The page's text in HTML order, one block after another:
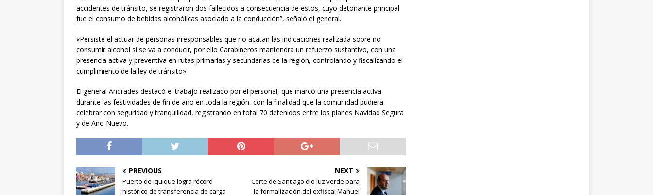
accidentes de tránsito, se registraron dos fallecidos a consecuencia de estos, cuyo detonante principal
fue el consumo de bebidas alcohólicas asociado a la conducción”, señaló el general.
«Persiste el actuar de personas irresponsables que no acatan las indicaciones realizada sobre no
consumir alcohol si se va a conducir, por ello Carabineros mantendrá un refuerzo sustantivo, con una
presencia activa y preventiva en rutas primarias y secundarias de la región, controlando y fiscalizando el
cumplimiento de la ley de tránsito».
El general Andrades destacó el trabajo realizado por el personal, que marcó una presencia activa
durante las festividades de fin de año en toda la región, con la finalidad que la comunidad pudiera
celebrar con seguridad y tranquilidad, registrando en total 70 detenidos entre los planes Navidad Segura
y de Año Nuevo.
PREVIOUS
Puerto de Iquique logra récord
histórico de transferencia de carga
NEXT
Corte de Santiago dio luz verde para
la formalización del exfiscal Manuel